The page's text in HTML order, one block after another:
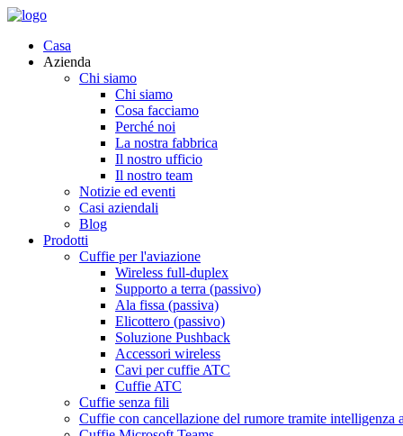
Casa
Azienda
Chi siamo
Chi siamo
Cosa facciamo
Perché noi
La nostra fabbrica
Il nostro ufficio
Il nostro team
Notizie ed eventi
Casi aziendali
Blog
Prodotti
Cuffie per l'aviazione
Wireless full-duplex
Supporto a terra (passivo)
Ala fissa (passiva)
Elicottero (passivo)
Soluzione Pushback
Accessori wireless
Cavi per cuffie ATC
Cuffie ATC
Cuffie senza fili
Cuffie con cancellazione del rumore tramite intelligenza